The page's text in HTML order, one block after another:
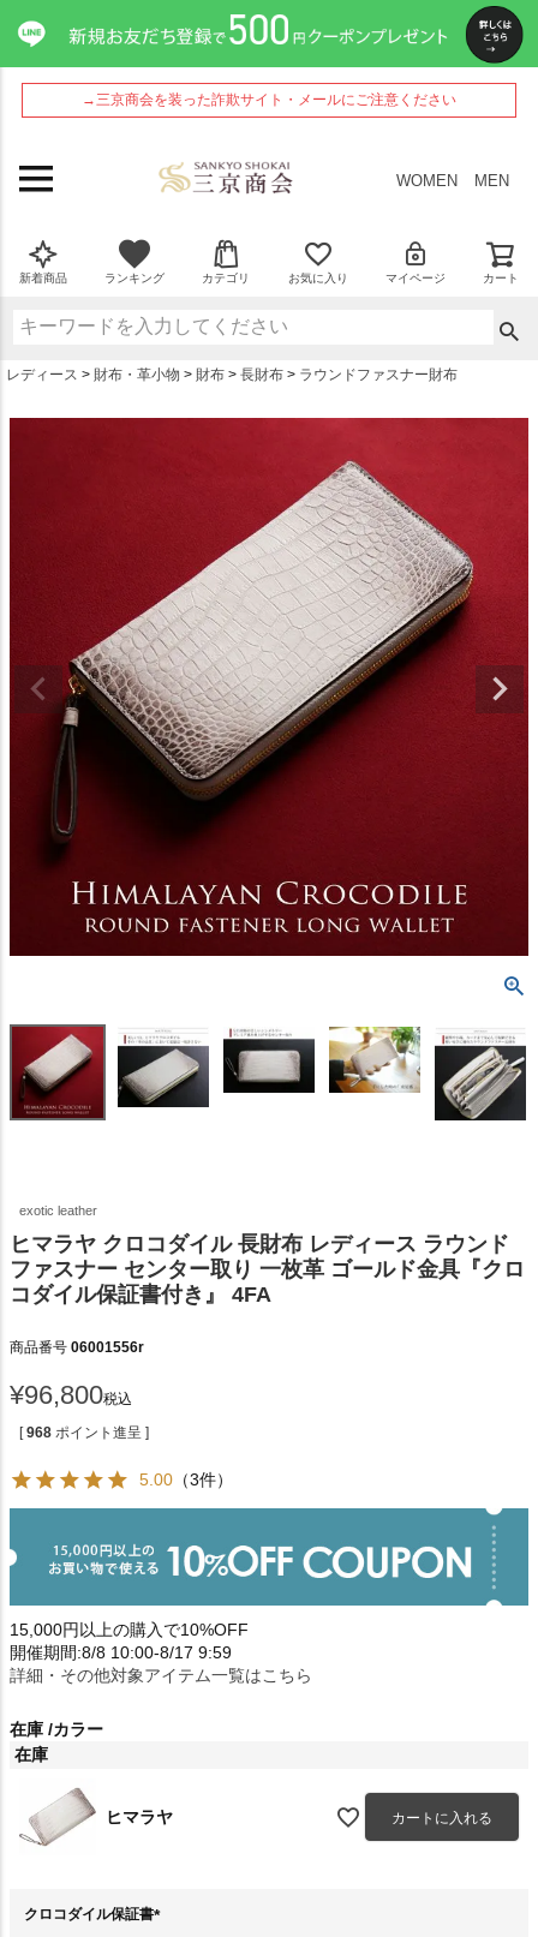
→三京商会を装った詐欺サイト・メールにご注意ください
WOMEN MEN
新着商品 ランキング カテゴリ お気に入り マイページ カート
レディース 財布・革小物 財布 長財布 ラウンドファスナー財布
exotic leather
ヒマラヤ クロコダイル 長財布 レディース ラウンド
ファスナー センター取り 一枚革 ゴールド金具『クロ
コダイル保証書付き』 4FA
商品番号 06001556r
¥96,800税込
[ 968 ポイント進呈 ]
5.00 （3件）
15,000円以上の購入で10%OFF
開催期間:8/8 10:00-8/17 9:59
詳細・その他対象アイテム一覧はこちら
在庫 カラー
在庫
ヒマラヤ カートに入れる
クロコダイル保証書
ペー
ジト
ップ
へ